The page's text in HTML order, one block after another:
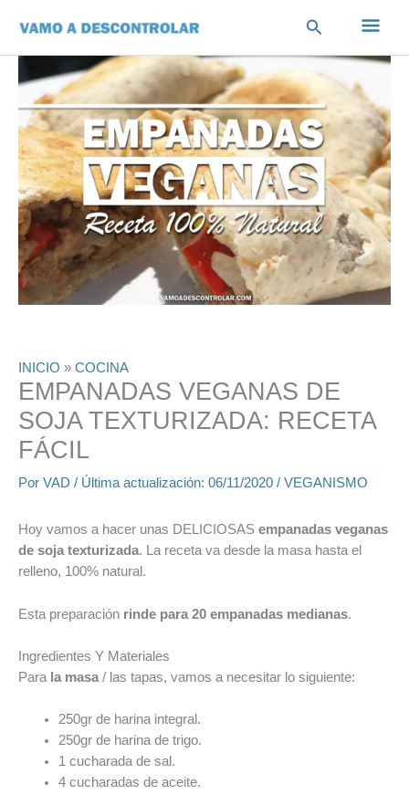
Buscar
INICIO » COCINA
EMPANADAS VEGANAS DE
SOJA TEXTURIZADA: RECETA
FÁCIL
Por VAD / Última actualización: 06/11/2020 / VEGANISMO
Hoy vamos a hacer unas DELICIOSAS empanadas veganas
de soja texturizada. La receta va desde la masa hasta el
relleno, 100% natural.
Esta preparación rinde para 20 empanadas medianas.
Ingredientes Y Materiales
Para la masa / las tapas, vamos a necesitar lo siguiente:
250gr de harina integral.
250gr de harina de trigo.
1 cucharada de sal.
4 cucharadas de aceite.